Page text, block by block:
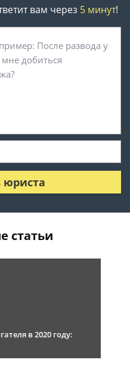
вам через 5 минут!
юриста
статьи
в 2020 году: